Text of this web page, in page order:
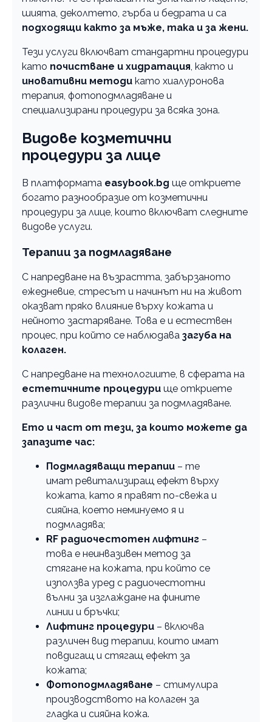
шията, деколтето, гърба и бедрата и са
подходящи както за мъже, така и за жени.
Тези услуги включват стандартни процедури
като почистване и хидратация, както и
иновативни методи като хиалуронова
терапия, фотоподмладяване и
специализирани процедури за всяка зона.
Видове козметични
процедури за лице
В платформата easybook.bg ще откриете
богато разнообразие от козметични
процедури за лице, които включват следните
видове услуги.
Терапии за подмладяване
С напредване на възрастта, забързаното
ежедневие, стресът и начинът ни на живот
оказват пряко влияние върху кожата и
нейното застаряване. Това е и естествен
процес, при който се наблюдава загуба на
колаген.
С напредване на технологиите, в сферата на
естетичните процедури ще откриете
различни видове терапии за подмладяване.
Ето и част от тези, за които можете да
запазите час:
Подмладяващи терапии – те
имат ревитализиращ ефект върху
кожата, като я правят по-свежа и
сияйна, което неминуемо я и
подмладява;
RF радиочестотен лифтинг –
това е неинвазивен метод за
стягане на кожата, при който се
използва уред с радиочестотни
вълни за изглаждане на фините
линии и бръчки;
Лифтинг процедури – включва
различен вид терапии, които имат
повдигащ и стягащ ефект за
кожата;
Фотоподмладяване – стимулира
производството на колаген за
гладка и сияйна кожа.